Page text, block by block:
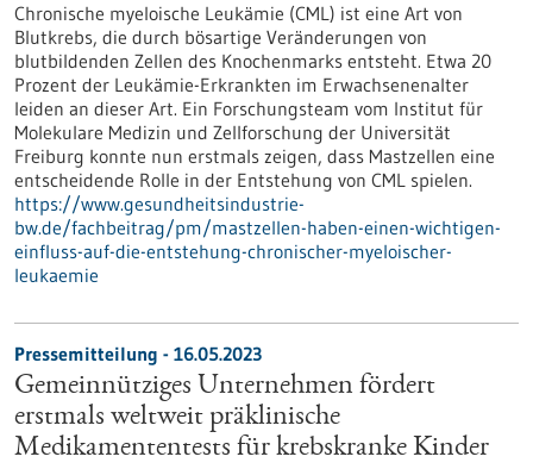
Chronische myeloische Leukämie (CML) ist eine Art von
Blutkrebs, die durch bösartige Veränderungen von
blutbildenden Zellen des Knochenmarks entsteht. Etwa 20
Prozent der Leukämie-Erkrankten im Erwachsenenalter
leiden an dieser Art. Ein Forschungsteam vom Institut für
Molekulare Medizin und Zellforschung der Universität
Freiburg konnte nun erstmals zeigen, dass Mastzellen eine
entscheidende Rolle in der Entstehung von CML spielen.
https://www.gesundheitsindustrie-
bw.de/fachbeitrag/pm/mastzellen-haben-einen-wichtigen-
einfluss-auf-die-entstehung-chronischer-myeloischer-
leukaemie
Pressemitteilung - 16.05.2023
Gemeinnütziges Unternehmen fördert
erstmals weltweit präklinische
Medikamententests für krebskranke Kinder